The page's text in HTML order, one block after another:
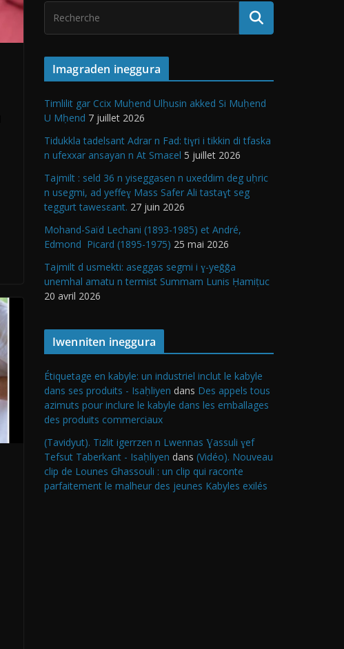
Imagraden ineggura
Timlilit gar Ccix Muḥend Ulḥusin akked Si Muḥend
U Mḥend 7 juillet 2026
Tidukkla tadelsant Adrar n Fad: tiɣri i tikkin di tfaska
n ufexxar ansayan n At Smaεel 5 juillet 2026
Tajmilt : seld 36 n yiseggasen n uxeddim deg uḥric
n usegmi, ad yeffeɣ Mass Safer Ali tastaɣt seg
teggurt tawesεant. 27 juin 2026
Mohand-Saïd Lechani (1893-1985) et André,
Edmond Picard (1895-1975) 25 mai 2026
Tajmilt d usmekti: aseggas segmi i ɣ-yeǧǧa
unemhal amatu n termist Summam Lunis Ḥamiṭuc
20 avril 2026
Iwenniten ineggura
Étiquetage en kabyle: un industriel inclut le kabyle
dans ses produits - Isaḥliyen dans Des appels tous
azimuts pour inclure le kabyle dans les emballages
des produits commerciaux
(Tavidyut). Tizlit igerrzen n Lwennas Ɣassuli ɣef
Tefsut Taberkant - Isaḥliyen dans (Vidéo). Nouveau
clip de Lounes Ghassouli : un clip qui raconte
parfaitement le malheur des jeunes Kabyles exilés